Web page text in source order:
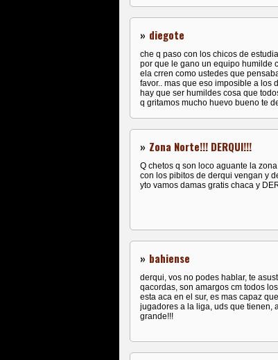
» diegote
che q paso con los chicos de
por que le gano un equipo humilde
ela crren como ustedes que
favor.. mas que eso imposible a los
hay que ser humildes cosa que
q gritamos mucho huevo bueno te
» Zona Norte!!! DERQUI!!!
Q chetos q son loco aguante la
con los pibitos de derqui vengan y
yto vamos damas gratis chaca y
» bahiense
derqui, vos no podes hablar, te
qacordas, son amargos cm todos
esta aca en el sur, es mas capaz
jugadores a la liga, uds que tienen,
grande!!!